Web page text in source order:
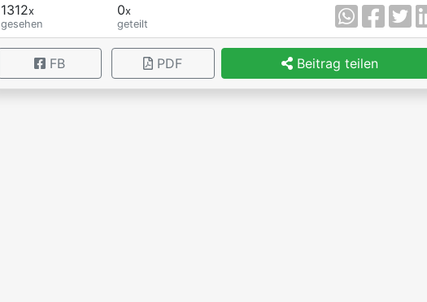
1312x
gesehen
0x
geteilt
FB PDF Beitrag teilen